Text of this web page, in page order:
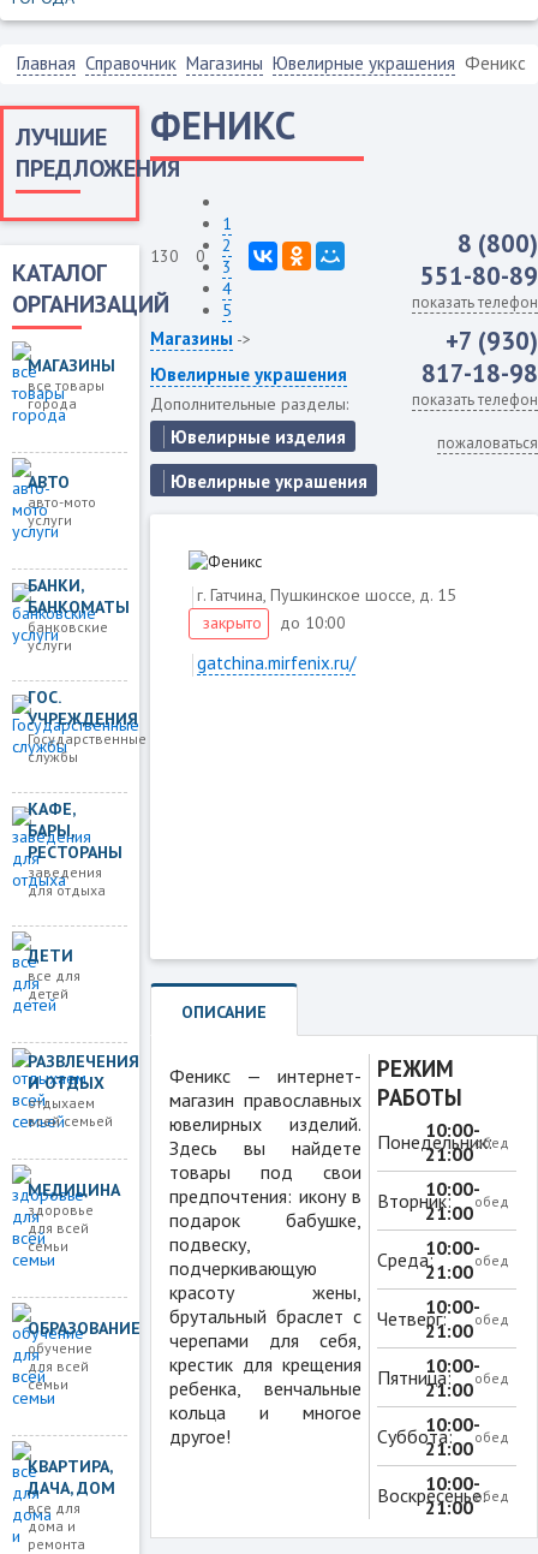
Главная Справочник Магазины Ювелирные украшения Феникс
ЛУЧШИЕ
ПРЕДЛОЖЕНИЯ
КАТАЛОГ
ОРГАНИЗАЦИЙ
МАГАЗИНЫ
все товары
города
АВТО
авто-мото
услуги
БАНКИ,
БАНКОМАТЫ
банковские
услуги
ГОС.
УЧРЕЖДЕНИЯ
Государственные
службы
КАФЕ,
БАРЫ,
РЕСТОРАНЫ
заведения
для отдыха
ДЕТИ
все для
детей
РАЗВЛЕЧЕНИЯ
И ОТДЫХ
отдыхаем
всей семьей
МЕДИЦИНА
здоровье
для всей
семьи
ОБРАЗОВАНИЕ
обучение
для всей
семьи
КВАРТИРА,
ДАЧА, ДОМ
все для
дома и
ремонта
ФЕНИКС
130 0
1
2
3
4
5
Магазины ->
Ювелирные украшения
Дополнительные разделы:
Ювелирные изделия
Ювелирные украшения
8 (800)
551-80-89
показать телефон
+7 (930)
817-18-98
показать телефон
пожаловаться
г. Гатчина, Пушкинское шоссе, д. 15
закрыто
до 10:00
gatchina.mirfenix.ru/
ОПИСАНИЕ
Феникс — интернет-
магазин православных
ювелирных изделий.
Здесь вы найдете
товары под свои
предпочтения: икону в
подарок бабушке,
подвеску,
подчеркивающую
красоту жены,
брутальный браслет с
черепами для себя,
крестик для крещения
ребенка, венчальные
кольца и многое
другое!
РЕЖИМ
РАБОТЫ
Понедельник:
10:00-
21:00обед
Вторник:10:00-
21:00обед
Среда:10:00-
21:00обед
Четверг:10:00-
21:00обед
Пятница:10:00-
21:00обед
Суббота:10:00-
21:00обед
Воскресенье:
10:00-
21:00обед